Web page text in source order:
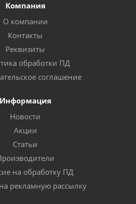
Компания
О компании
Контакты
Реквизиты
обработки ПД
соглашение
Информация
Новости
Акции
Статьи
на обработку ПД
рекламную рассылку